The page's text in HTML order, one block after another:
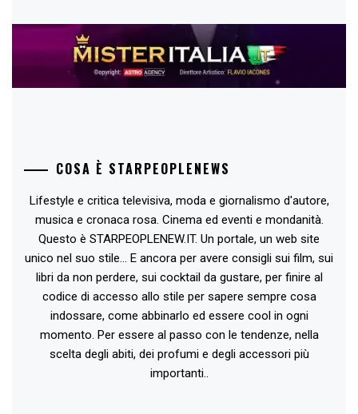
COSA È STARPEOPLENEWS
Lifestyle e critica televisiva, moda e giornalismo d'autore,
musica e cronaca rosa. Cinema ed eventi e mondanità.
Questo è STARPEOPLENEW.IT. Un portale, un web site
unico nel suo stile... E ancora per avere consigli sui film, sui
libri da non perdere, sui cocktail da gustare, per finire al
codice di accesso allo stile per sapere sempre cosa
indossare, come abbinarlo ed essere cool in ogni
momento. Per essere al passo con le tendenze, nella
scelta degli abiti, dei profumi e degli accessori più
importanti..